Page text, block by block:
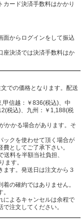
ード決済手数料はかかり
からログインをして振込
決済では決済手数料はか
での価格となります。配送
甲信越：￥836(税込)、中
税込)、九州：￥1,188(税
かる場合があります。そ
ックを使わせて頂く場合が
としてご了承下さい。
料を半額当社負担、
ます。
す。発送日は注文から３
の確約ではありません。
によるキャンセルは余程で
注文してください。